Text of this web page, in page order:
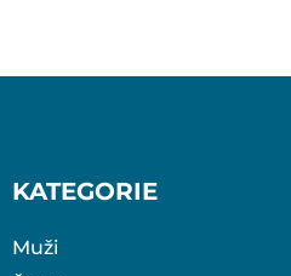
KATEGORIE
Muži